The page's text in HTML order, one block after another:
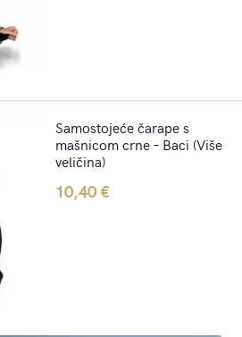
Samostojeće čarape s
mašnicom crne – Baci (Više
veličina)
10,40€